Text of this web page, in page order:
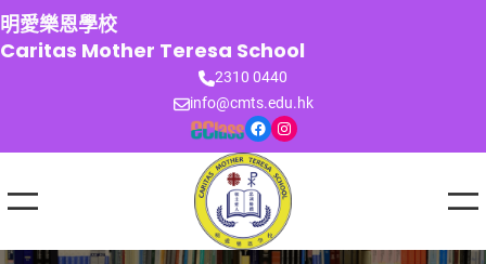
跳
至
主
明愛樂恩學校
Caritas Mother Teresa School
2310 0440
info@cmts.edu.hk
Facebook Instagram